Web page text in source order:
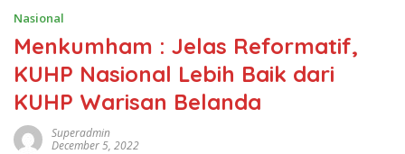
Nasional
Menkumham : Jelas Reformatif,
KUHP Nasional Lebih Baik dari
KUHP Warisan Belanda
Superadmin
December 5, 2022